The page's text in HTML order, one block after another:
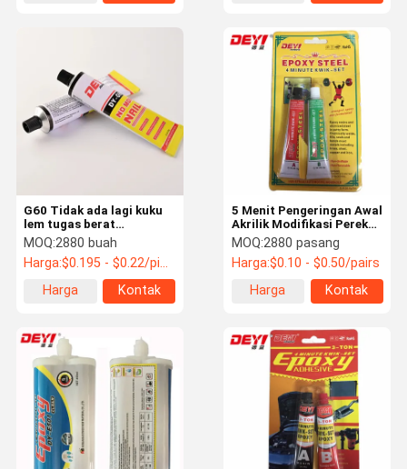
G60 Tidak ada lagi kuku
lem tugas berat
pemasangan perekat
untuk kayu keramik
logam lebih putih
MOQ:2880 buah
Harga:$0.195 - $0.22/pieces
Harga
Kontak
5 Menit Pengeringan Awal
Akrilik Modifikasi Perekat
AB Untuk Kebutuhan
Medis Dan Rumah Tangga
MOQ:2880 pasang
Harga:$0.10 - $0.50/pairs
Harga
Kontak